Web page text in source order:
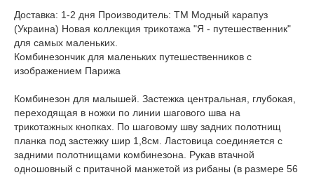
Доставка: 1-2 дня Производитель: ТМ Модный карапуз
(Украина) Новая коллекция трикотажа "Я - путешественник"
для самых маленьких.
Комбинезончик для маленьких путешественников с
изображением Парижа
Комбинезон для малышей. Застежка центральная, глубокая,
переходящая в ножки по линии шагового шва на
трикотажных кнопках. По шаговому шву задних полотнищ
планка под застежку шир 1,8см. Ластовица соединяется с
задними полотнищами комбинезона. Рукав втачной
одношовный с притачной манжетой из рибаны (в размере 56